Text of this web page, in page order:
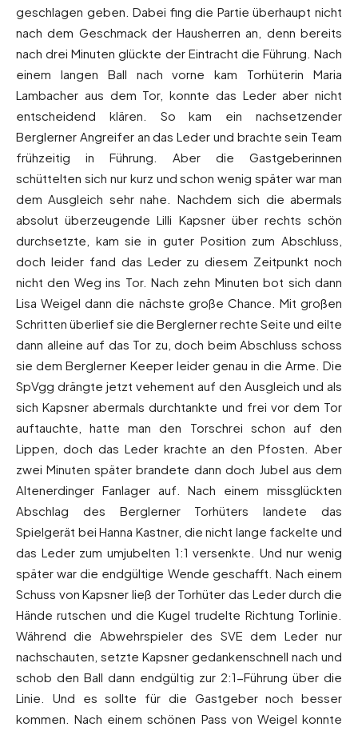
geschlagen geben. Dabei fing die Partie überhaupt nicht
nach dem Geschmack der Hausherren an, denn bereits
nach drei Minuten glückte der Eintracht die Führung. Nach
einem langen Ball nach vorne kam Torhüterin Maria
Lambacher aus dem Tor, konnte das Leder aber nicht
entscheidend klären. So kam ein nachsetzender
Berglerner Angreifer an das Leder und brachte sein Team
frühzeitig in Führung. Aber die Gastgeberinnen
schüttelten sich nur kurz und schon wenig später war man
dem Ausgleich sehr nahe. Nachdem sich die abermals
absolut überzeugende Lilli Kapsner über rechts schön
durchsetzte, kam sie in guter Position zum Abschluss,
doch leider fand das Leder zu diesem Zeitpunkt noch
nicht den Weg ins Tor. Nach zehn Minuten bot sich dann
Lisa Weigel dann die nächste große Chance. Mit großen
Schritten überlief sie die Berglerner rechte Seite und eilte
dann alleine auf das Tor zu, doch beim Abschluss schoss
sie dem Berglerner Keeper leider genau in die Arme. Die
SpVgg drängte jetzt vehement auf den Ausgleich und als
sich Kapsner abermals durchtankte und frei vor dem Tor
auftauchte, hatte man den Torschrei schon auf den
Lippen, doch das Leder krachte an den Pfosten. Aber
zwei Minuten später brandete dann doch Jubel aus dem
Altenerdinger Fanlager auf. Nach einem missglückten
Abschlag des Berglerner Torhüters landete das
Spielgerät bei Hanna Kastner, die nicht lange fackelte und
das Leder zum umjubelten 1:1 versenkte. Und nur wenig
später war die endgültige Wende geschafft. Nach einem
Schuss von Kapsner ließ der Torhüter das Leder durch die
Hände rutschen und die Kugel trudelte Richtung Torlinie.
Während die Abwehrspieler des SVE dem Leder nur
nachschauten, setzte Kapsner gedankenschnell nach und
schob den Ball dann endgültig zur 2:1-Führung über die
Linie. Und es sollte für die Gastgeber noch besser
kommen. Nach einem schönen Pass von Weigel konnte